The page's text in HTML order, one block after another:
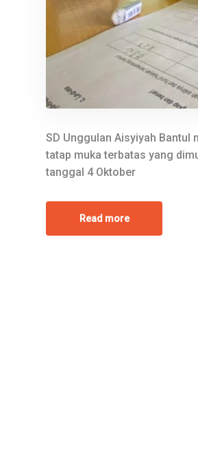
SD Unggulan Aisyiyah Bantul
tatap muka terbatas yang
tanggal 4 Oktober
Read more